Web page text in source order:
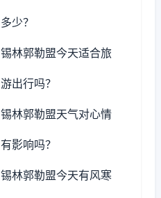
多少？
锡林郭勒盟今天适合旅
游出行吗？
锡林郭勒盟天气对心情
有影响吗？
锡林郭勒盟今天有风寒